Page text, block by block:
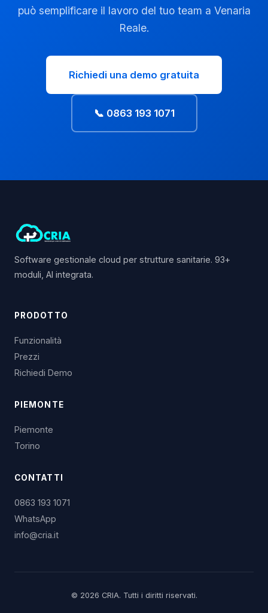
può semplificare il lavoro del tuo team a Venaria
Reale.
Richiedi una demo gratuita
📞 0863 193 1071
Software gestionale cloud per strutture sanitarie. 93+
moduli, AI integrata.
PRODOTTO
Funzionalità
Prezzi
Richiedi Demo
PIEMONTE
Piemonte
Torino
CONTATTI
0863 193 1071
WhatsApp
info@cria.it
© 2026 CRIA. Tutti i diritti riservati.